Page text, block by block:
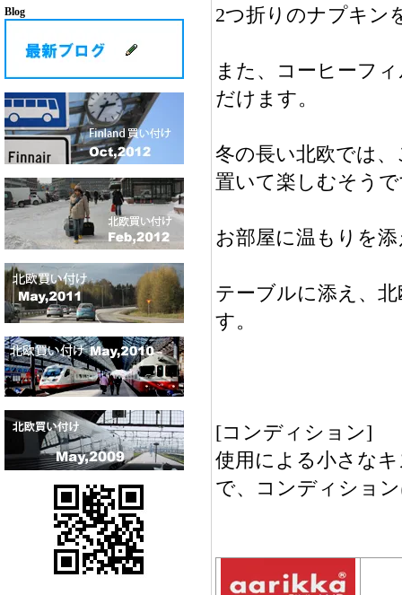
Blog 2つ折りのナプキン
また、コーヒーフ
だけます。
冬の長い北欧では
置いて楽しむそう
お部屋に温もりを
テーブルに添え、
す。
[コンディション]
使用による小さな
で、コンディショ